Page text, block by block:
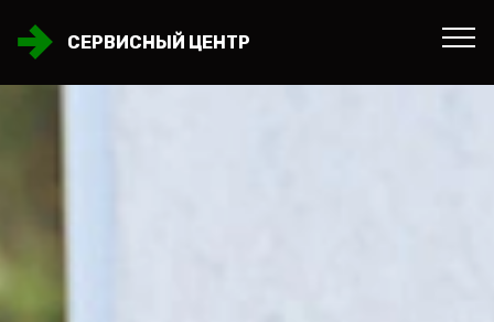
СЕРВИСНЫЙ ЦЕНТР